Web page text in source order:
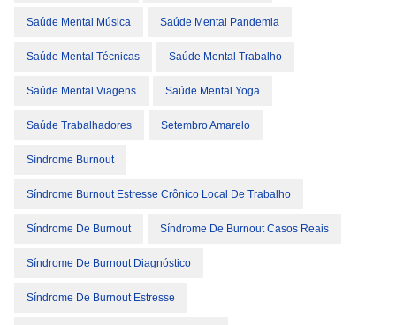
Saúde Mental Música Saúde Mental Pandemia
Saúde Mental Técnicas Saúde Mental Trabalho
Saúde Mental Viagens Saúde Mental Yoga
Saúde Trabalhadores Setembro Amarelo
Síndrome Burnout
Síndrome Burnout Estresse Crônico Local De Trabalho
Síndrome De Burnout Síndrome De Burnout Casos Reais
Síndrome De Burnout Diagnóstico
Síndrome De Burnout Estresse